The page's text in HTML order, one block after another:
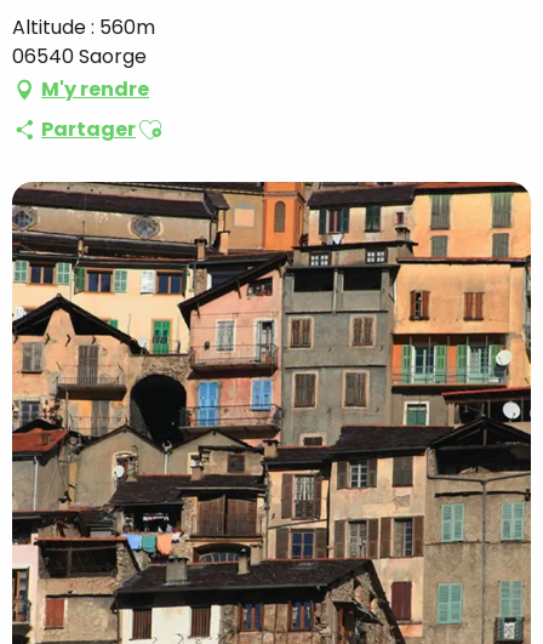
Altitude : 560m
06540 Saorge
M'y rendre
PartagerAjouter aux favoris